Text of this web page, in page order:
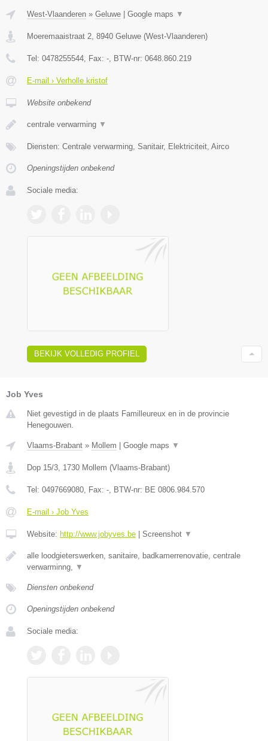
West-Vlaanderen » Geluwe Google maps ▼
Moeremaaistraat 2, 8940 Geluwe (West-Vlaanderen)
Tel: 0478255544, Fax: -, BTW-nr: 0648.860.219
E-mail › Verholle kristof
Website onbekend
centrale verwarming ▼
Diensten: Centrale verwarming, Sanitair, Elektriciteit, Airco
Openingstijden onbekend
Sociale media:
BEKIJK VOLLEDIG PROFIEL
Job Yves
Niet gevestigd in de plaats Familleureux en in de provincie
Henegouwen.
Vlaams-Brabant » Mollem Google maps ▼
Dop 15/3 1730 Mollem (Vlaams-Brabant)
Tel: 0497669080 , Fax: - , BTW-nr: BE 0806.984.570
E-mail › Job Yves
Website: http://www.jobyves.be Screenshot ▼
alle loodgieterswerken, sanitaire, badkamerrenovatie, centrale
verwarminng,
▼
Diensten onbekend
Openingstijden onbekend
Sociale media: